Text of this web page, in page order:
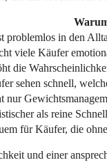
problemlos in den
viele Käufer
die
sehen schnell,
nur
als reine
für Käufer, die
und einer